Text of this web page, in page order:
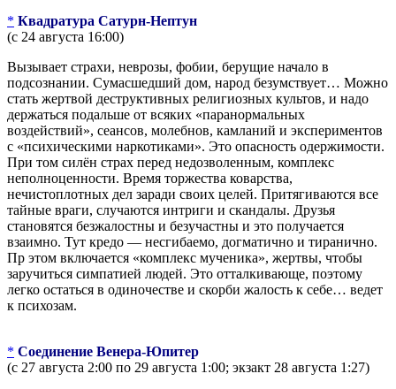
* Квадратура Сатурн-Нептун
(с 24 августа 16:00)
Вызывает страхи, неврозы, фобии, берущие начало в
подсознании. Сумасшедший дом, народ безумствует… Можно
стать жертвой деструктивных религиозных культов, и надо
держаться подальше от всяких «паранормальных
воздействий», сеансов, молебнов, камланий и экспериментов
с «психическими наркотиками». Это опасность одержимости.
При том силён страх перед недозволенным, комплекс
неполноценности. Время торжества коварства,
нечистоплотных дел заради своих целей. Притягиваются все
тайные враги, случаются интриги и скандалы. Друзья
становятся безжалостны и безучастны и это получается
взаимно. Тут кредо — несгибаемо, догматично и тиранично.
Пр этом включается «комплекс мученика», жертвы, чтобы
заручиться симпатией людей. Это отталкивающе, поэтому
легко остаться в одиночестве и скорби жалость к себе… ведет
к психозам.
* Соединение Венера-Юпитер
(с 27 августа 2:00 по 29 августа 1:00; экзакт 28 августа 1:27)